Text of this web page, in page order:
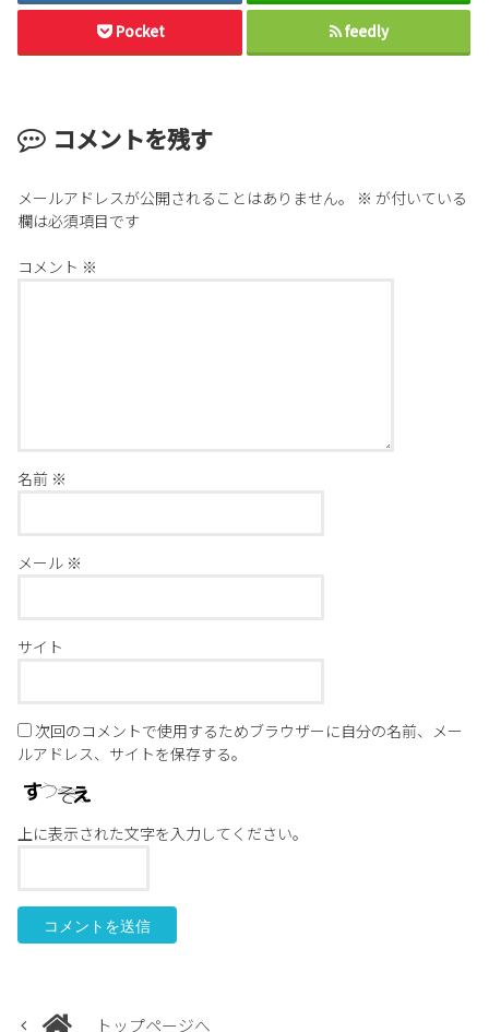
Pocket feedly
コメントを残す
メールアドレスが公開されることはありません。 ※ が付いている
欄は必須項目です
コメント ※
名前 ※
メール ※
サイト
次回のコメントで使用するためブラウザーに自分の名前、メー
ルアドレス、サイトを保存する。
上に表示された文字を入力してください。
トップページへ